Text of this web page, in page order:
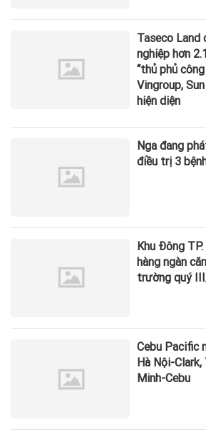
Taseco Land
nghiệp hơn
“thủ phủ
Vingroup,
hiện diện
Nga đang
điều trị 3
Khu Đông
hàng ngàn
trường quý
Cebu Pacific
Hà Nội-
Minh-Cebu